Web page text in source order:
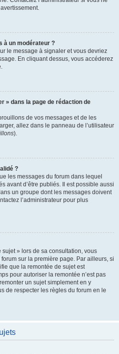
à un modérateur ?
le message à signaler et vous devriez
En cliquant dessus, vous accéderez
» dans la page de rédaction de
de vos messages et de les
allez dans le panneau de l’utilisateur
).
?
les messages du forum dans lequel
avant d’être publiés. Il est possible aussi
un groupe dont les messages doivent
l’administrateur pour plus
» lors de sa consultation, vous
sur la première page. Par ailleurs, si
que la remontée de sujet est
pour autoriser la remontée n’est pas
un sujet simplement en y
de respecter les règles du forum en le